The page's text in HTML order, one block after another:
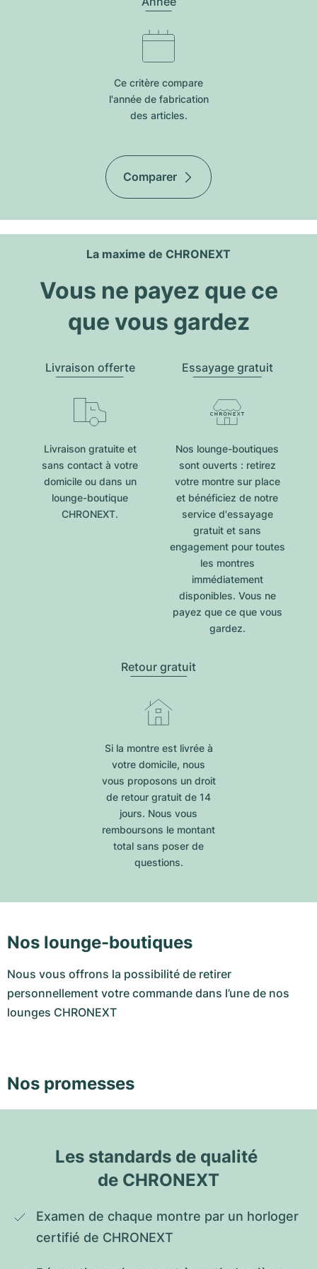
Ce critère compare
l'année de fabrication
des articles.
Comparer
La maxime de CHRONEXT
Vous ne payez que ce
que vous gardez
Livraison offerte
Livraison gratuite et
sans contact à votre
domicile ou dans un
lounge-boutique
CHRONEXT.
Essayage gratuit
Nos lounge-boutiques
sont ouverts : retirez
votre montre sur place
et bénéficiez de notre
service d'essayage
gratuit et sans
engagement pour toutes
les montres
immédiatement
disponibles. Vous ne
payez que ce que vous
gardez.
Retour gratuit
Si la montre est livrée à
votre domicile, nous
vous proposons un droit
de retour gratuit de 14
jours. Nous vous
remboursons le montant
total sans poser de
questions.
Nos lounge-boutiques
Nous vous offrons la possibilité de retirer
personnellement votre commande dans l’une de nos
lounges CHRONEXT
Nos promesses
Les standards de qualité
de CHRONEXT
Examen de chaque montre par un horloger
certifié de CHRONEXT